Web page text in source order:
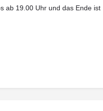
ab 19.00 Uhr und das Ende ist